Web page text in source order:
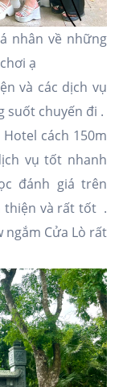
nhân về những
ạ
và các dịch vụ
suốt chuyến đi .
cách 150m
vụ tốt nhanh
đánh giá trên
thiện và rất tốt .
ngắm Cửa Lò rất